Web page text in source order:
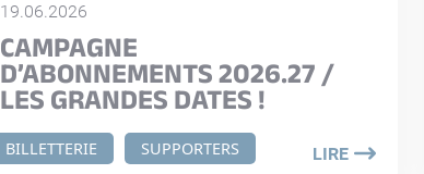
BILLETTERIE SUPPORTERS
19.06.2026
CAMPAGNE
D’ABONNEMENTS 2026.27 /
LES GRANDES DATES !
LIRE